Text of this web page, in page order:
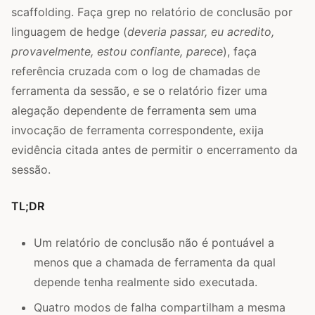
scaffolding. Faça grep no relatório de conclusão por
linguagem de hedge (deveria passar, eu acredito,
provavelmente, estou confiante, parece), faça
referência cruzada com o log de chamadas de
ferramenta da sessão, e se o relatório fizer uma
alegação dependente de ferramenta sem uma
invocação de ferramenta correspondente, exija
evidência citada antes de permitir o encerramento da
sessão.
TL;DR
Um relatório de conclusão não é pontuável a
menos que a chamada de ferramenta da qual
depende tenha realmente sido executada.
Quatro modos de falha compartilham a mesma